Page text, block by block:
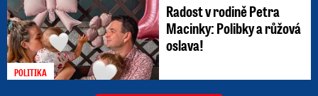
POLITIKA
Radost v rodině Petra
Macinky: Polibky a růžová
oslava!